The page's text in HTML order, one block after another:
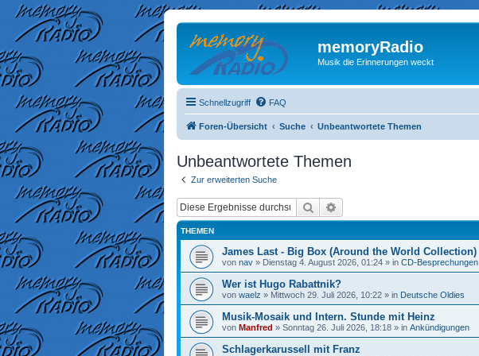
memoryRadio
Musik die Erinnerungen weckt
Schnellzugriff FAQ
Foren-Übersicht Suche Unbeantwortete Themen
Unbeantwortete Themen
Zur erweiterten Suche
Suche
THEMEN
James Last - Big Box (Around the World Collection)
von nav » Dienstag 4. August 2026, 01:24 » in CD-Besprechungen
Wer ist Hugo Rabattnik?
von waelz » Mittwoch 29. Juli 2026, 10:22 » in Deutsche Oldies
Musik-Mosaik und Intern. Stunde mit Heinz
von Manfred » Sonntag 26. Juli 2026, 18:18 » in Ankündigungen
Schlagerkarussell mit Franz